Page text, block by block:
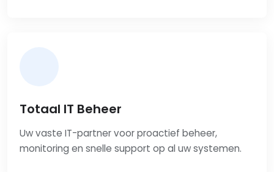
Totaal IT Beheer
Uw vaste IT-partner voor proactief beheer,
monitoring en snelle support op al uw systemen.